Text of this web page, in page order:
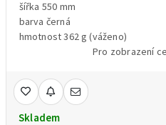
šířka 550 mm
barva černá
hmotnost 362 g (váženo)
Pro zobrazení
Skladem